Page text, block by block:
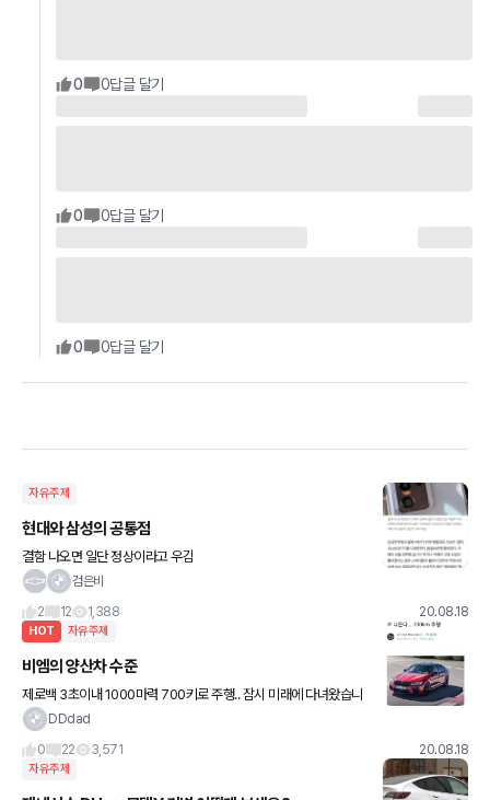
0 0답글 달기
0 0답글 달기
0 0답글 달기
자유주제
현대와 삼성의 공통점
결함 나오면 일단 정상이라고 우김
검은비
2
12 1,388 20.08.18
HOT 자유주제
비엠의 양산차 수준
제로백 3초이내 1000마력 700키로 주행.. 잠시 미래에 다녀왔습니
다. 아침부터 잘못본 줄 알정도로 놀랍네요ㅎ 심장이 바운스바운스~
DDdad
0
22 3,571 20.08.18
자유주제